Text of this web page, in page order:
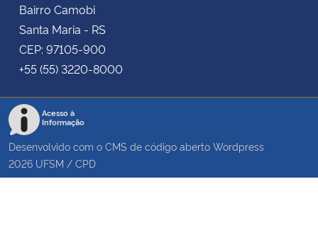
Bairro Camobi
Santa Maria - RS
CEP: 97105-900
+55 (55) 3220-8000
Acesso à
Informação
Desenvolvido com o CMS de código aberto Wordpress
2026 UFSM / CPD